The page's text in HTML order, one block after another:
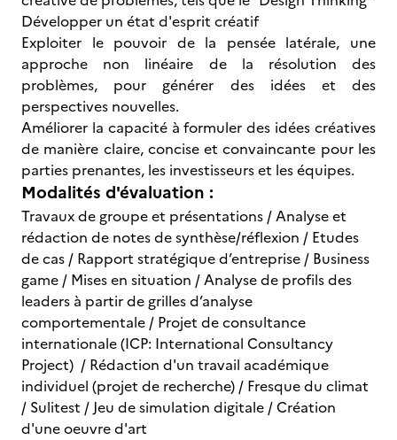
Développer un état d'esprit créatif
Exploiter le pouvoir de la pensée latérale, une
approche non linéaire de la résolution des
problèmes, pour générer des idées et des
perspectives nouvelles.
Améliorer la capacité à formuler des idées créatives
de manière claire, concise et convaincante pour les
parties prenantes, les investisseurs et les équipes.
Modalités d'évaluation :
Travaux de groupe et présentations / Analyse et
rédaction de notes de synthèse/réflexion / Etudes
de cas / Rapport stratégique d’entreprise / Business
game / Mises en situation / Analyse de profils des
leaders à partir de grilles d’analyse
comportementale / Projet de consultance
internationale (ICP: International Consultancy
Project) / Rédaction d'un travail académique
individuel (projet de recherche) / Fresque du climat
/ Sulitest / Jeu de simulation digitale / Création
d'une oeuvre d'art